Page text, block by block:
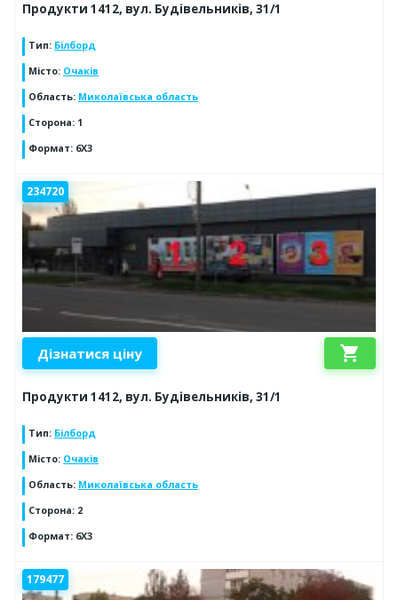
Продукти 1412, вул. Будівельників, 31/1
Тип: Білборд
Місто: Очаків
Область: Миколаївська область
Сторона: 1
Формат: 6X3
234720
Дізнатися ціну shopping_cart
Продукти 1412, вул. Будівельників, 31/1
Тип: Білборд
Місто: Очаків
Область: Миколаївська область
Сторона: 2
Формат: 6X3
179477